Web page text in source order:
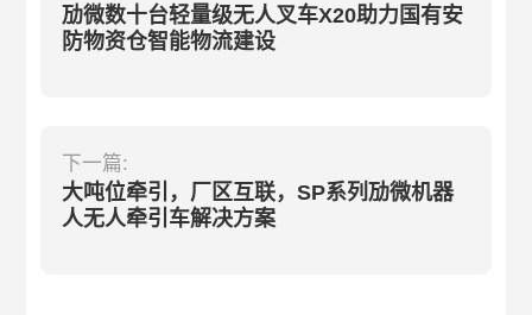
劢微数十台轻量级无人叉车X20助力国有安
防物资仓智能物流建设
下一篇:
大吨位牵引，厂区互联，SP系列劢微机器
人无人牵引车解决方案